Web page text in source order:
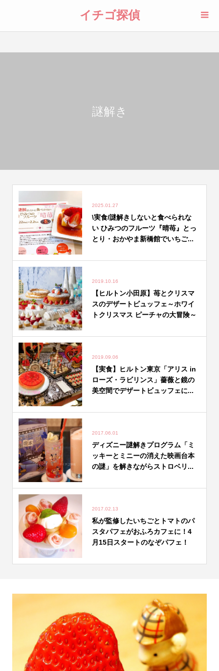
イチゴ探偵
謎解き
2025.01.27
\実食/謎解きしないと食べられな
い ひみつのフルーツ『晴苺』とっ
とり・おかやま新橋館でいちご...
2019.10.16
【ヒルトン小田原】苺とクリスマ
スのデザートビュッフェ～ホワイ
トクリスマス ピーチャの大冒険～
2019.09.06
【実食】ヒルトン東京「アリス in
ローズ・ラビリンス」薔薇と鏡の
美空間でデザートビュッフェに...
2017.06.01
ディズニー謎解きプログラム「ミ
ッキーとミニーの消えた映画台本
の謎」を解きながらストロベリ...
2017.02.13
私が監修したいちごとトマトのパ
スタパフェがおふろカフェに！4
月15日スタートのなぞパフェ！